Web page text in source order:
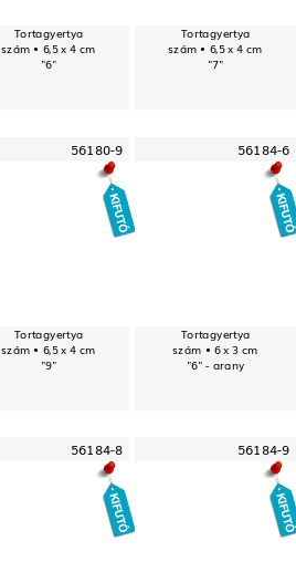
Tortagyertya
szám • 6,5 x 4 cm
"6"
Tortagyertya
szám • 6,5 x 4 cm
"7"
56180-9
Tortagyertya
szám • 6,5 x 4 cm
"9"
56184-6
Tortagyertya
szám • 6 x 3 cm
"6" - arany
56184-8 56184-9